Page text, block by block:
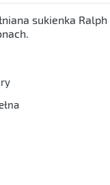
sukienka Ralph